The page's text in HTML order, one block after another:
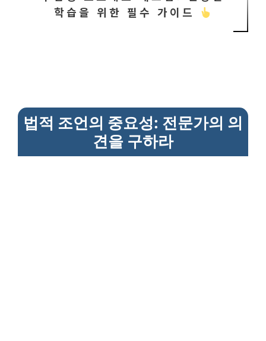
학습을 위한 필수 가이드
법적 조언의 중요성: 전문가의 의
견을 구하라